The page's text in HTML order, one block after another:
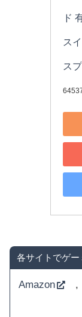
ド
ス
ス
各サイトでゲー
Amazon